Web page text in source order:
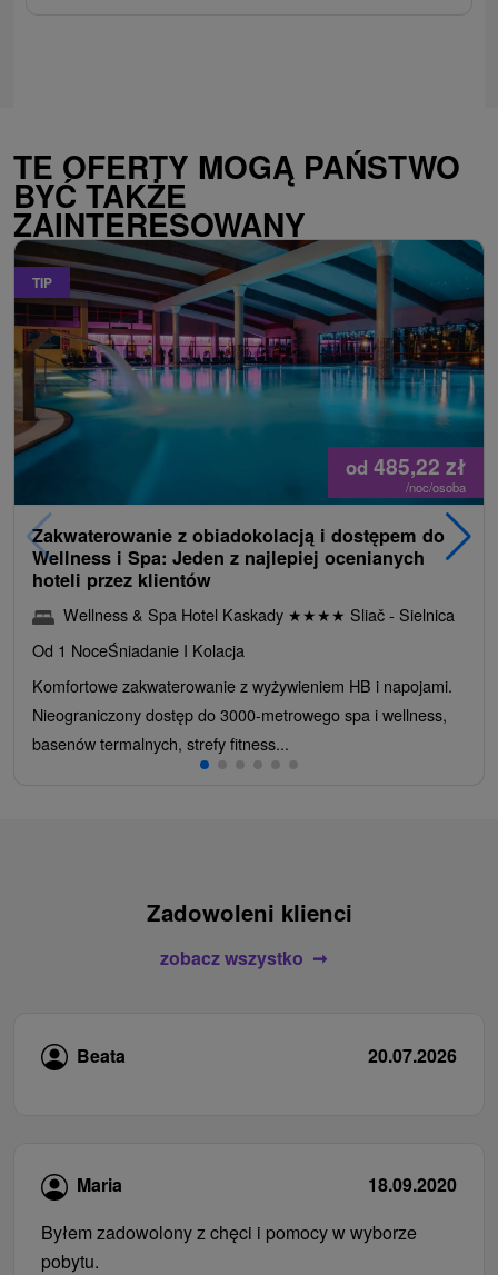
TE OFERTY MOGĄ PAŃSTWO
BYĆ TAKŻE
ZAINTERESOWANY
TIP
od 485,22 zł
/noc/osoba
Zakwaterowanie z obiadokolacją i dostępem do
Wellness i Spa: Jeden z najlepiej ocenianych
hoteli przez klientów
Wellness & Spa Hotel Kaskady ★★★★ Sliač - Sielnica
Od 1 NoceŚniadanie I Kolacja
Komfortowe zakwaterowanie z wyżywieniem HB i napojami.
Nieograniczony dostęp do 3000-metrowego spa i wellness,
basenów termalnych, strefy fitness...
Zadowoleni klienci
zobacz wszystko
Beata 20.07.2026
Maria
18.09.2020
Byłem zadowolony z chęci i pomocy w wyborze
pobytu.